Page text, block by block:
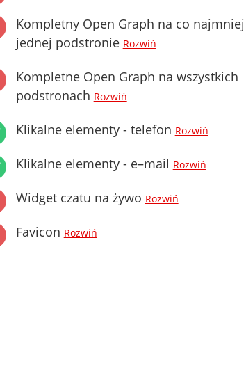
Kompletny Open Graph na co najmniej
jednej podstronie Rozwiń
Kompletne Open Graph na wszystkich
podstronach Rozwiń
Klikalne elementy - telefon Rozwiń
Klikalne elementy - e–mail Rozwiń
Widget czatu na żywo Rozwiń
Favicon Rozwiń